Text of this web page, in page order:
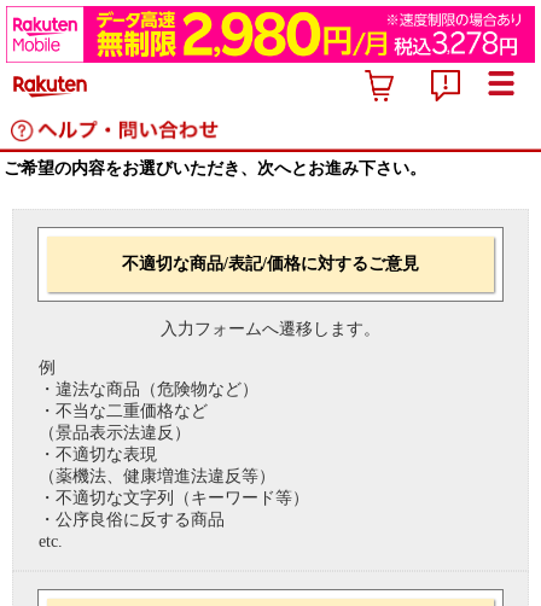
ご希望の内容をお選びいただき、次へとお進み下さい。
不適切な商品/表記/価格に対するご意見
入力フォームへ遷移します。
例
・違法な商品（危険物など）
・不当な二重価格など
（景品表示法違反）
・不適切な表現
（薬機法、健康増進法違反等）
・不適切な文字列（キーワード等）
・公序良俗に反する商品
etc.